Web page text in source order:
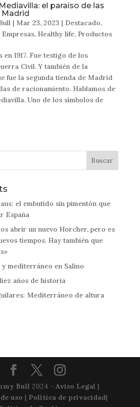
el paraíso de las
| Mar 23, 2023 | Destacado,
Empresas, Healthy life, Productos
1917. Fue testigo de los
Civil. Y también de la
fue la segunda tienda de Madrid
de racionamiento. Hablamos de
Uno de los símbolos de
el embutido sin pimentón que
España
abrir un nuevo Horcher, pero es
tiempos. Hay también que
y mediterráneo en Salino
años de historia
Mediterráneo de altura
Bull 2024 - Aviso Legal |
uso | Política de privacidad|